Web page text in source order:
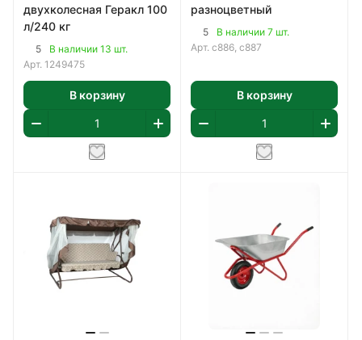
двухколесная Геракл 100
л/240 кг
5
В наличии 13 шт.
Арт. 1249475
В корзину
разноцветный
5
В наличии 7 шт.
Арт. с886, с887
В корзину